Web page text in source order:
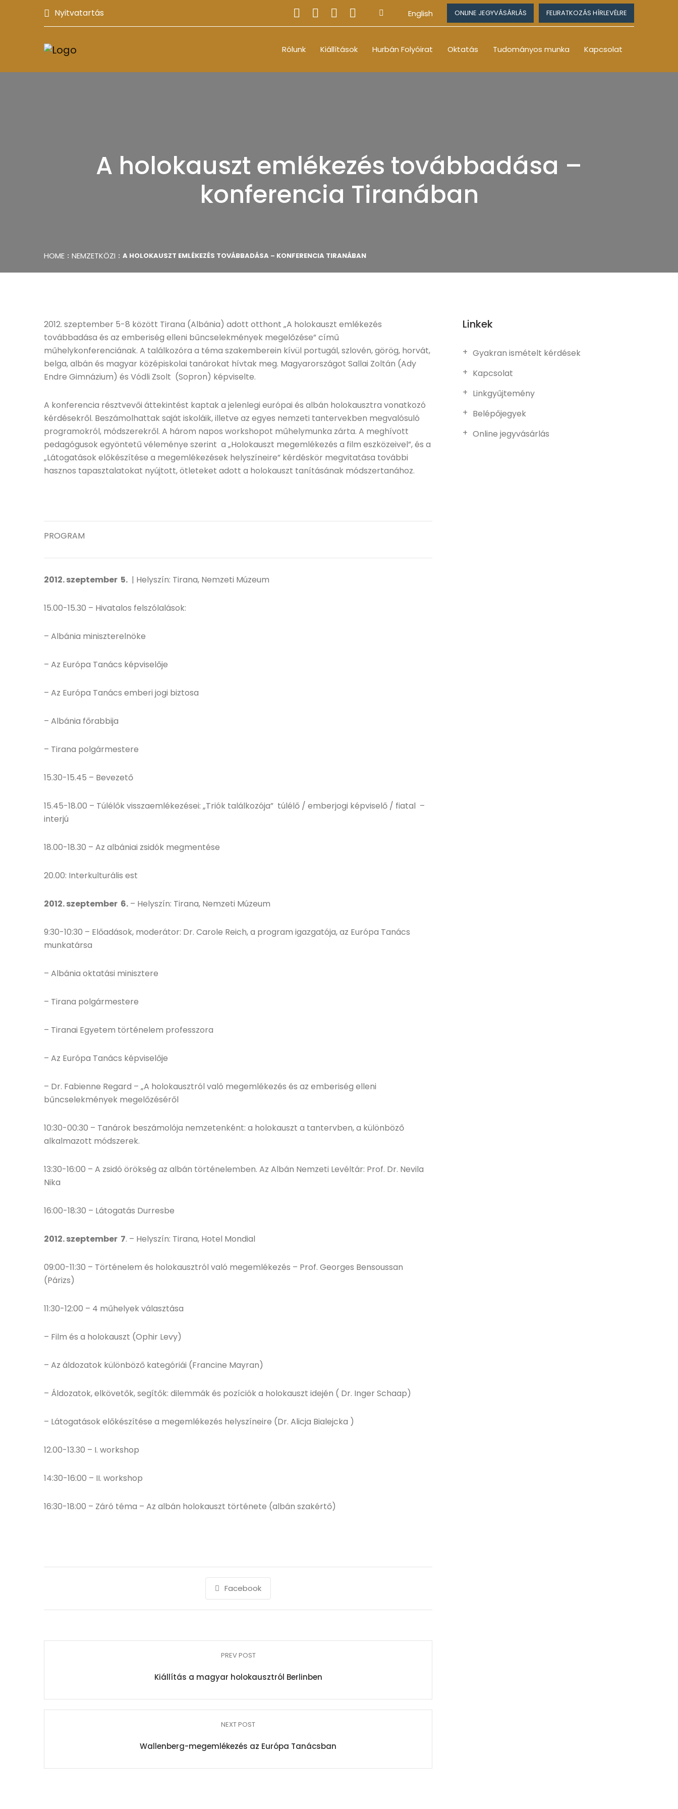
Nyitvatartás English ONLINE JEGYVÁSÁRLÁS FELIRATKOZÁS HÍRLEVÉLRE
Rólunk Kiállítások Hurbán Folyóirat Oktatás Tudományos munka Kapcsolat
A holokauszt emlékezés továbbadása –
konferencia Tiranában
HOME NEMZETKÖZI A HOLOKAUSZT EMLÉKEZÉS TOVÁBBADÁSA – KONFERENCIA TIRANÁBAN
2012. szeptember 5-8 között Tirana (Albánia) adott otthont „A holokauszt emlékezés
továbbadása és az emberiség elleni bűncselekmények megelőzése” című
műhelykonferenciának. A találkozóra a téma szakemberein kívül portugál, szlovén, görög, horvát,
belga, albán és magyar középiskolai tanárokat hívtak meg. Magyarországot Sallai Zoltán (Ady
Endre Gimnázium) és Vódli Zsolt (Sopron) képviselte.
A konferencia résztvevői áttekintést kaptak a jelenlegi európai és albán holokausztra vonatkozó
kérdésekről. Beszámolhattak saját iskoláik, illetve az egyes nemzeti tantervekben megvalósuló
programokról, módszerekről. A három napos workshopot műhelymunka zárta. A meghívott
pedagógusok egyöntetű véleménye szerint a „Holokauszt megemlékezés a film eszközeivel”, és a
„Látogatások előkészítése a megemlékezések helyszíneire” kérdéskör megvitatása további
hasznos tapasztalatokat nyújtott, ötleteket adott a holokauszt tanításának módszertanához.
PROGRAM
2012. szeptember 5. | Helyszín: Tirana, Nemzeti Múzeum
15.00-15.30 – Hivatalos felszólalások:
– Albánia miniszterelnöke
– Az Európa Tanács képviselője
– Az Európa Tanács emberi jogi biztosa
– Albánia főrabbija
– Tirana polgármestere
15.30-15.45 – Bevezető
15.45-18.00 – Túlélők visszaemlékezései: „Triók találkozója” túlélő / emberjogi képviselő / fiatal –
interjú
18.00-18.30 – Az albániai zsidók megmentése
20.00: Interkulturális est
2012. szeptember 6. – Helyszín: Tirana, Nemzeti Múzeum
9:30-10:30 – Előadások, moderátor: Dr. Carole Reich, a program igazgatója, az Európa Tanács
munkatársa
– Albánia oktatási minisztere
– Tirana polgármestere
– Tiranai Egyetem történelem professzora
– Az Európa Tanács képviselője
– Dr. Fabienne Regard – „A holokausztról való megemlékezés és az emberiség elleni
bűncselekmények megelőzéséről
10:30-00:30 – Tanárok beszámolója nemzetenként: a holokauszt a tantervben, a különböző
alkalmazott módszerek.
13:30-16:00 – A zsidó örökség az albán történelemben. Az Albán Nemzeti Levéltár: Prof. Dr. Nevila
Nika
16:00-18:30 – Látogatás Durresbe
2012. szeptember 7. – Helyszín: Tirana, Hotel Mondial
09:00-11:30 – Történelem és holokausztról való megemlékezés – Prof. Georges Bensoussan
(Párizs)
11:30-12:00 – 4 műhelyek választása
– Film és a holokauszt (Ophir Levy)
– Az áldozatok különböző kategóriái (Francine Mayran)
– Áldozatok, elkövetők, segítők: dilemmák és pozíciók a holokauszt idején ( Dr. Inger Schaap)
– Látogatások előkészítése a megemlékezés helyszíneire (Dr. Alicja Bialejcka )
12.00-13.30 – I. workshop
14:30-16:00 – II. workshop
16:30-18:00 – Záró téma – Az albán holokauszt története (albán szakértő)
Facebook
PREV POST
Kiállítás a magyar holokausztról Berlinben
NEXT POST
Wallenberg-megemlékezés az Európa Tanácsban
Linkek
Gyakran ismételt kérdések
Kapcsolat
Linkgyűjtemény
Belépőjegyek
Online jegyvásárlás